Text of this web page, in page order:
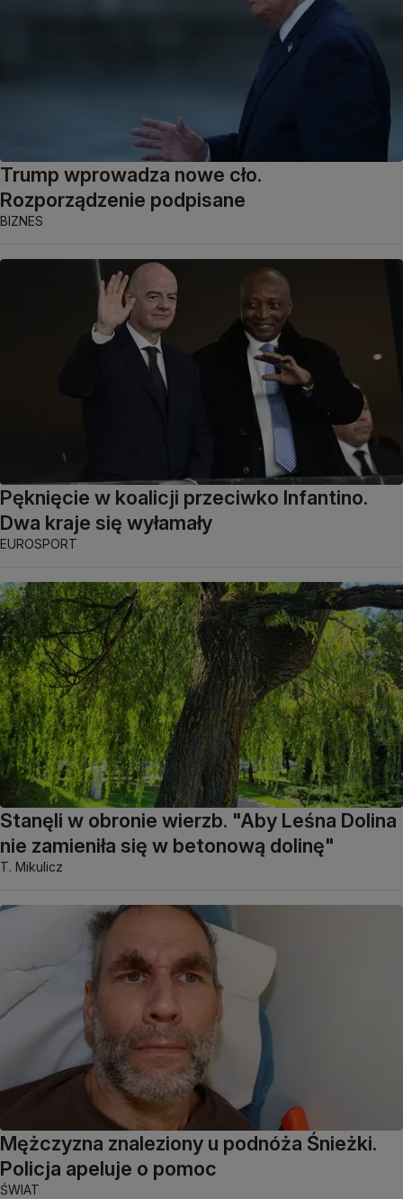
Trump wprowadza nowe cło.
Rozporządzenie podpisane
BIZNES
Pęknięcie w koalicji przeciwko Infantino.
Dwa kraje się wyłamały
EUROSPORT
Stanęli w obronie wierzb. "Aby Leśna Dolina
nie zamieniła się w betonową dolinę"
T. Mikulicz
Mężczyzna znaleziony u podnóża Śnieżki.
Policja apeluje o pomoc
ŚWIAT